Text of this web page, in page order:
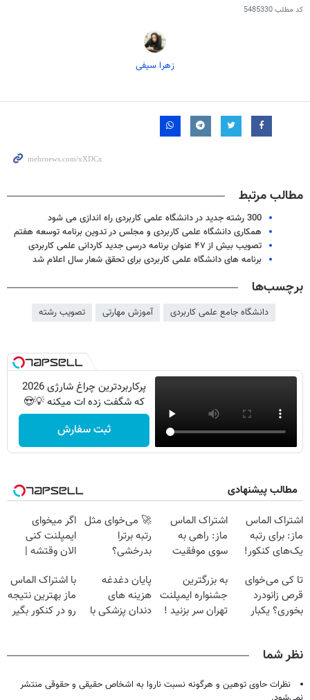
کد مطلب5485330
زهرا سیفی
مطالب مرتبط
300 رشته جدید در دانشگاه علمی کاربردی راه اندازی می شود
همکاری دانشگاه علمی کاربردی و مجلس در تدوین برنامه توسعه هفتم
تصویب بیش از ۴۷ عنوان برنامه درسی جدید کاردانی علمی کاربردی
برنامه های دانشگاه علمی کاربردی برای تحقق شعار سال اعلام شد
برچسب‌ها
دانشگاه جامع علمی کاربردی آموزش مهارتی تصویب رشته
پرکاربردترین چراغ شارژی 2026
که شگفت زده ات میکنه 💡😍
ثبت سفارش
مطالب پیشنهادی
اشتراک الماس
ماز: برای رتبه
یک‌های کنکور!
اشتراک الماس
ماز: راهی به
سوی موفقیت
🚀 می‌خوای مثل
رتبه برترا
بدرخشی؟
تابستون فقط در
یک هفته 📚
اگر میخوای
ایمپلنت کنی
الان وقتشه |
میلیون تومان!!!
تا کی می‌خوای
قرص زانودرد
بخوری؟ یکبار
به بزرگترین
جشنواره ایمپلنت
تهران سر بزنید !
پایان دغدغه
هزینه های
دندان پزشکی با
با اشتراک الماس
ماز بهترین نتیجه
رو در کنکور بگیر
نظر شما
نظرات حاوی توهین و هرگونه نسبت ناروا به اشخاص حقیقی و حقوقی منتشر